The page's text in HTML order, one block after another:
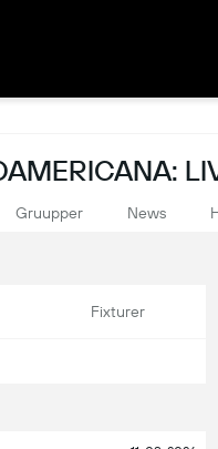
Gruupper News
Fixturer